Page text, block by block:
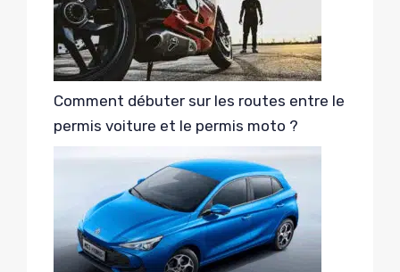
Comment débuter sur les routes entre le
permis voiture et le permis moto ?